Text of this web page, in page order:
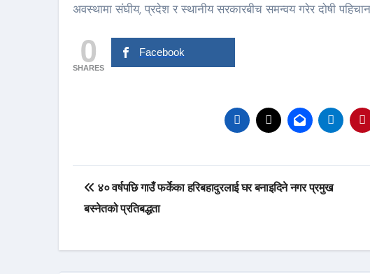
अवस्थामा संघीय, प्रदेश र स्थानीय सरकारबीच समन्वय गरेर दोषी
0
SHARES
Facebook
Post
navigation
४० वर्षपछि गाउँ फर्केका हरिबहादुरलाई घर बनाइदिने नगर प्रमुख
बस्नेतको प्रतिबद्धता